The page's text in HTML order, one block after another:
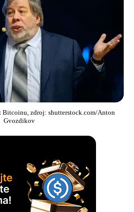
Bitcoinu, zdroj: shutterstock.com/Anton
Gvozdikov